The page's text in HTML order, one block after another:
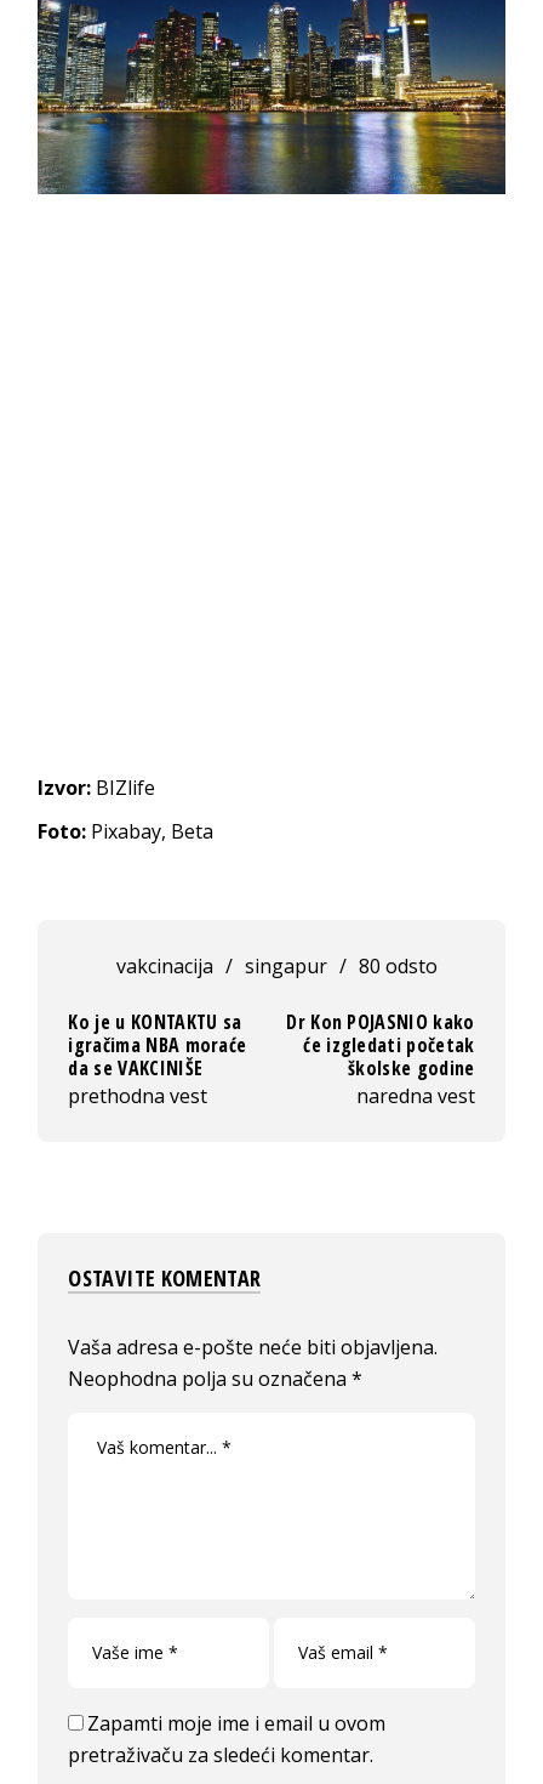
Izvor: BIZlife
Foto: Pixabay, Beta
vakcinacija / singapur / 80 odsto
Ko je u KONTAKTU sa
igračima NBA moraće
da se VAKCINIŠE
prethodna vest
Dr Kon POJASNIO kako
će izgledati početak
školske godine
naredna vest
OSTAVITE KOMENTAR
Vaša adresa e-pošte neće biti objavljena.
Neophodna polja su označena*
Zapamti moje ime i email u ovom
pretraživaču za sledeći komentar.